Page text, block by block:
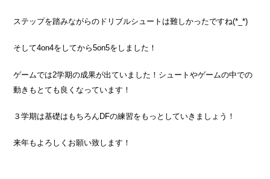
ステップを踏みながらのドリブルシュートは難しかったですね(*_*)
そして4on4をしてから5on5をしました！
ゲームでは2学期の成果が出ていました！シュートやゲームの中での
動きもとても良くなっています！
３学期は基礎はもちろんDFの練習をもっとしていきましょう！
来年もよろしくお願い致します！